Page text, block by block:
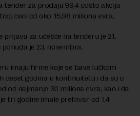
tender za prodaju 99,4 odsto akcija
ceni od oko 15,98 miliona evra.
prijava za učešće na tenderu je 21.
je 23. novembra.
imaju firme koje se bave lučkom
deset godina u kontinuitetu i da su u
od najmanje 30 miliona evra, kao i da
tri godine imale pretovar od 1,4